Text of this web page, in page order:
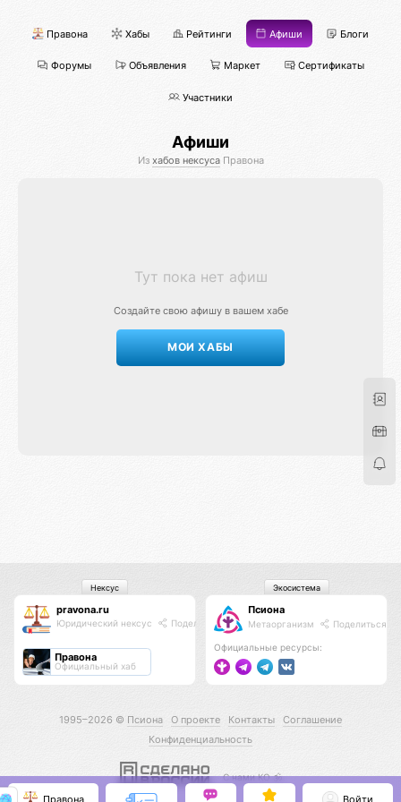
Правона Хабы Рейтинги Афиши Блоги
Форумы Объявления Маркет Сертификаты
Участники
Афиши
Из хабов нексусаПравона
Тут пока нет афиш
Создайте свою афишу в вашем хабе
МОИ ХАБЫ
pravona.ru
Юридический нексус Поделиться
Правона
Официальный хаб
Нексус
Псиона
Метаорганизм Поделиться
Официальные ресурсы:
Экосистема
1995–2026 © Псиона О проекте Контакты
Соглашение
Конфиденциальность
С нами КО 🕉️
Правона Войти